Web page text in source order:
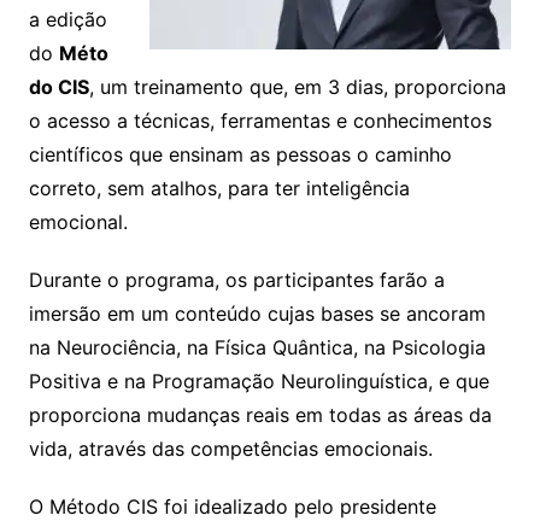
a edição
do Méto
do CIS, um treinamento que, em 3 dias, proporciona
o acesso a técnicas, ferramentas e conhecimentos
científicos que ensinam as pessoas o caminho
correto, sem atalhos, para ter inteligência
emocional.
Durante o programa, os participantes farão a
imersão em um conteúdo cujas bases se ancoram
na Neurociência, na Física Quântica, na Psicologia
Positiva e na Programação Neurolinguística, e que
proporciona mudanças reais em todas as áreas da
vida, através das competências emocionais.
O Método CIS foi idealizado pelo presidente